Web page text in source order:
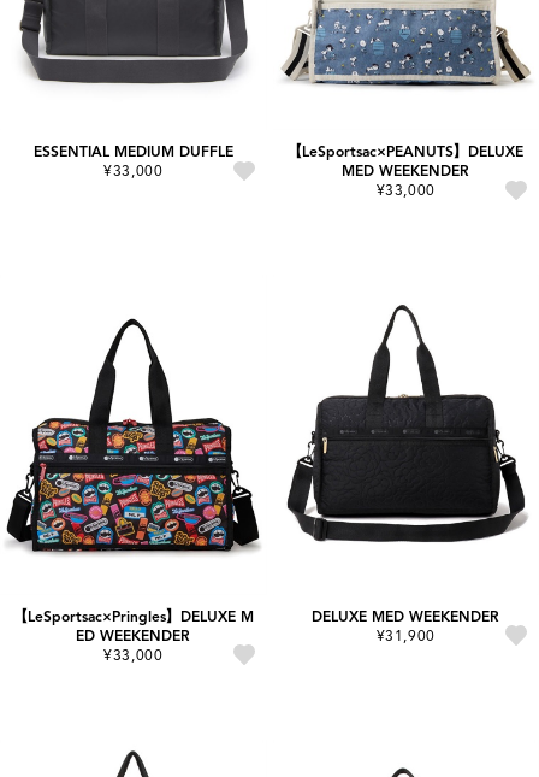
ESSENTIAL MEDIUM DUFFLE
¥33,000
【LeSportsac×PEANUTS】DELUXE
MED WEEKENDER
¥33,000
【LeSportsac×Pringles】DELUXE M
ED WEEKENDER
¥33,000
DELUXE MED WEEKENDER
¥31,900